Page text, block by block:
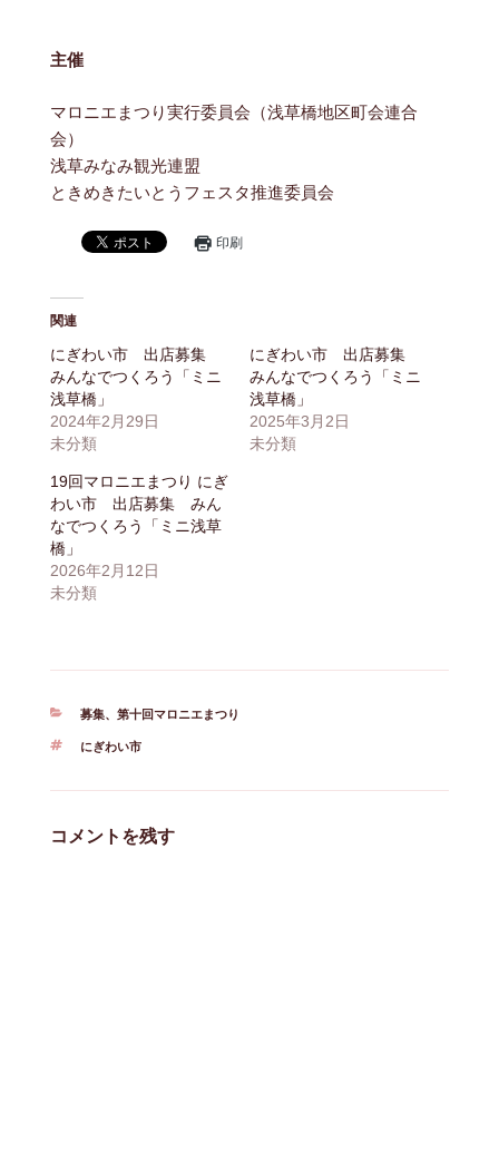
主催
マロニエまつり実行委員会（浅草橋地区町会連合
会）
浅草みなみ観光連盟
ときめきたいとうフェスタ推進委員会
印刷
関連
にぎわい市 出店募集
みんなでつくろう「ミニ
浅草橋」
2024年2月29日
未分類
にぎわい市 出店募集
みんなでつくろう「ミニ
浅草橋」
2025年3月2日
未分類
19回マロニエまつり にぎ
わい市 出店募集 みん
なでつくろう「ミニ浅草
橋」
2026年2月12日
未分類
カ
ゴ
ー
募集、第十回マロニエまつり
タ
にぎわい市
コメントを残す